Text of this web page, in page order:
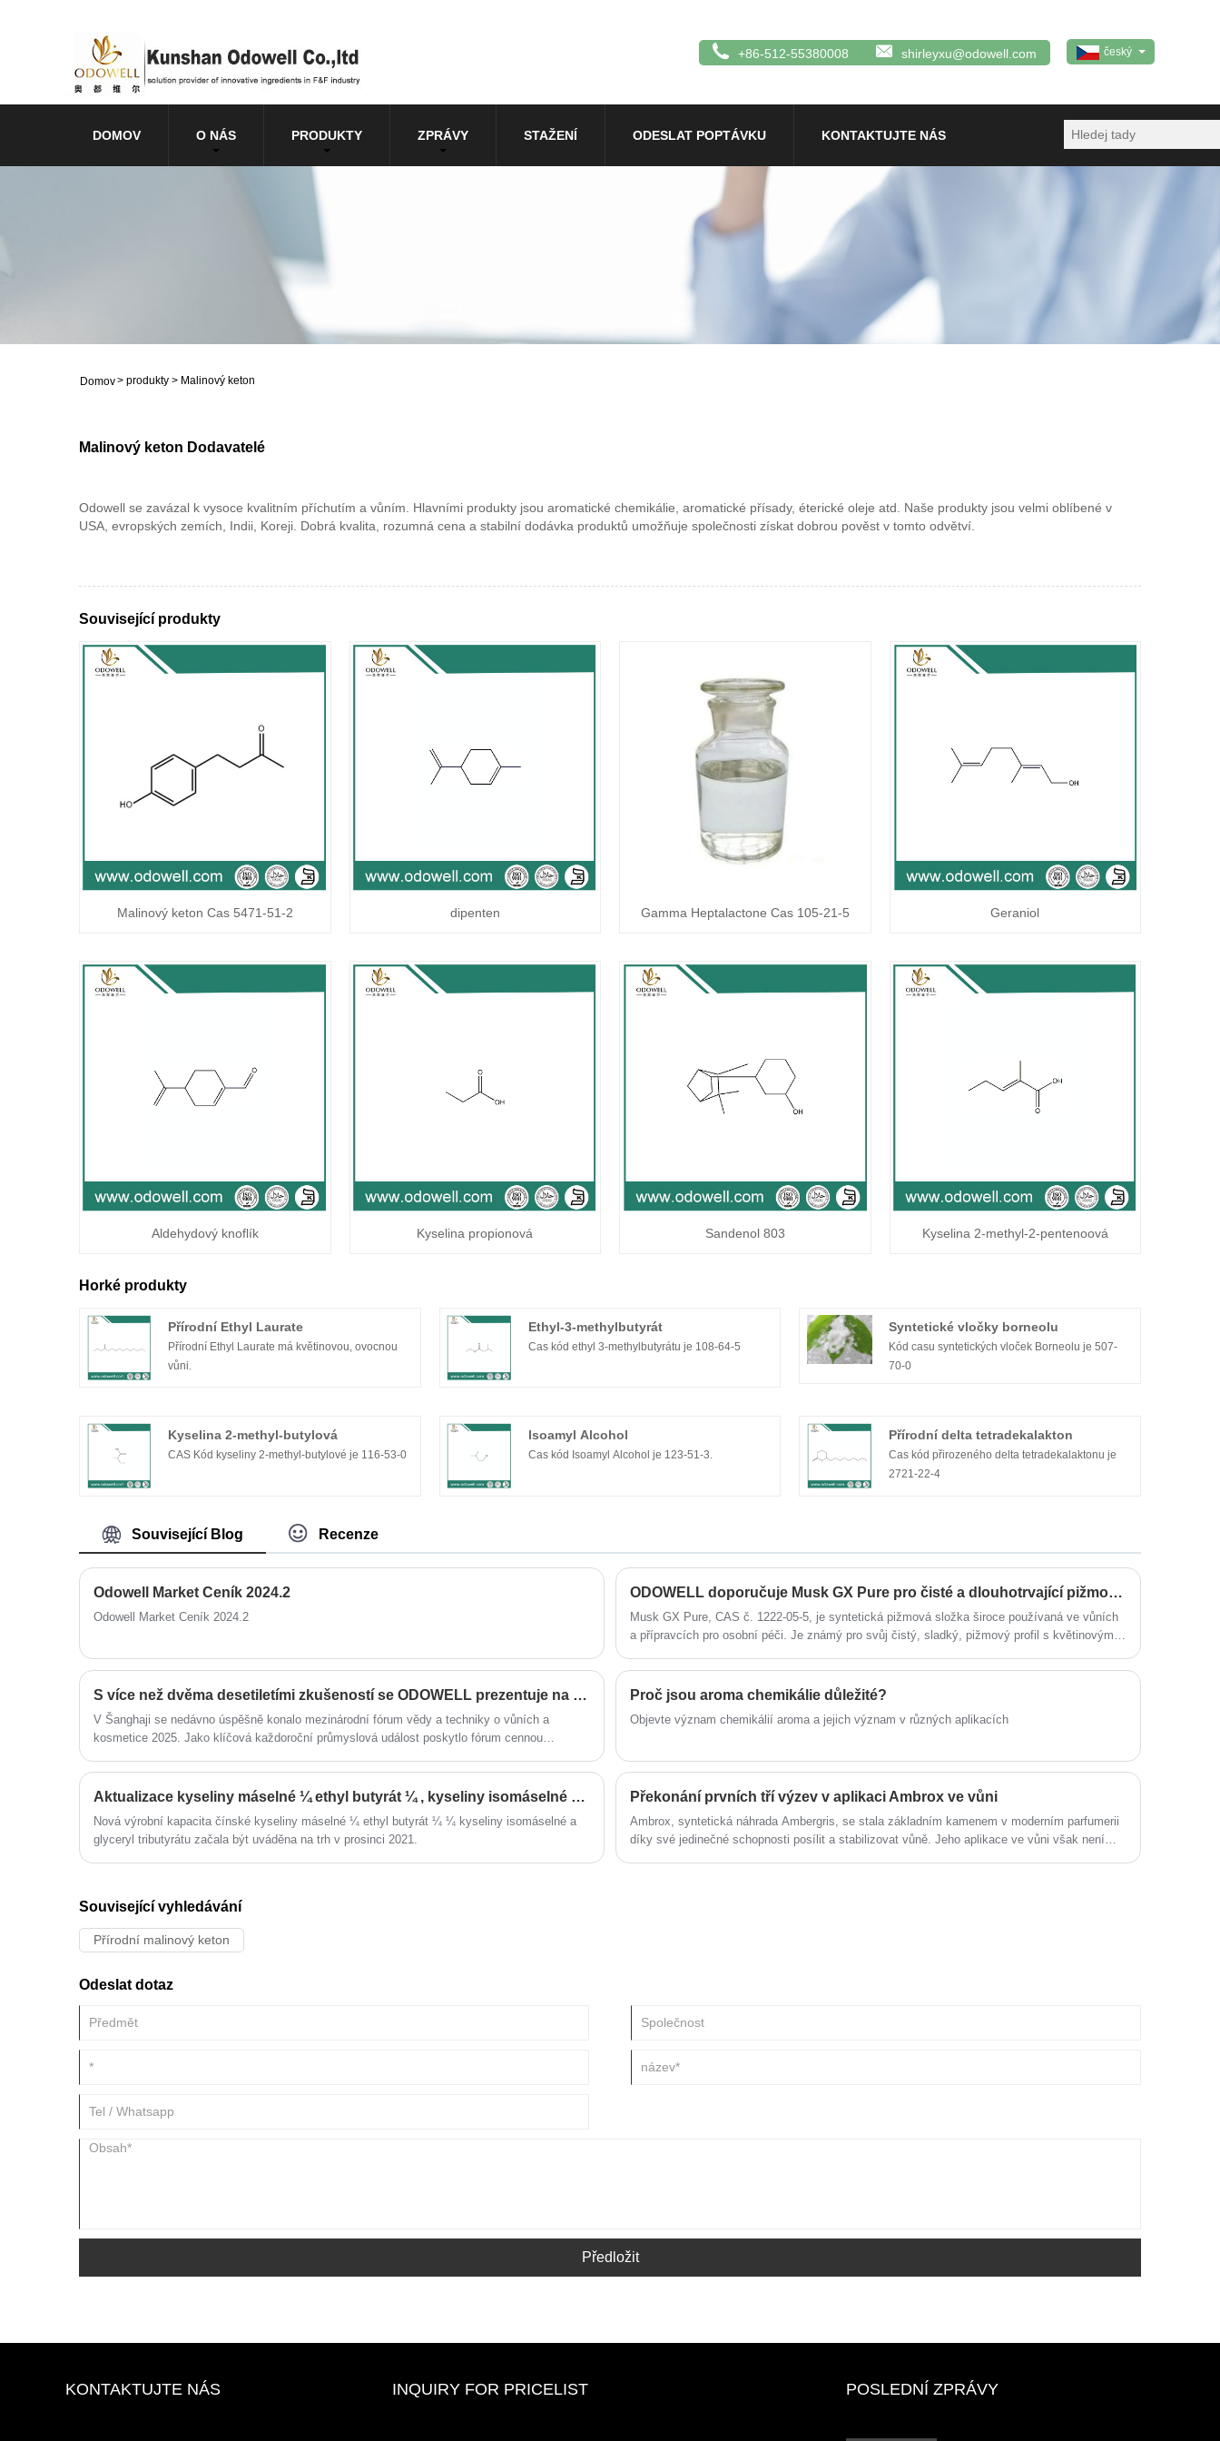
český
+86-512-55380008 shirleyxu@odowell.com
DOMOV O NÁS PRODUKTY ZPRÁVY STAŽENÍ ODESLAT POPTÁVKU KONTAKTUJTE NÁS
Domov> produkty > Malinový keton
Malinový keton Dodavatelé
Odowell se zavázal k vysoce kvalitním příchutím a vůním. Hlavními produkty jsou aromatické chemikálie, aromatické přísady, éterické oleje atd. Naše produkty jsou velmi oblíbené v
USA, evropských zemích, Indii, Koreji. Dobrá kvalita, rozumná cena a stabilní dodávka produktů umožňuje společnosti získat dobrou pověst v tomto odvětví.
Související produkty
Malinový keton Cas 5471-51-2 dipenten Gamma Heptalactone Cas 105-21-5 Geraniol
Aldehydový knoflík Kyselina propionová Sandenol 803 Kyselina 2-methyl-2-pentenoová
Horké produkty
Přírodní Ethyl Laurate
Přírodní Ethyl Laurate má květinovou, ovocnou
vůni.
Ethyl-3-methylbutyrát
Cas kód ethyl 3-methylbutyrátu je 108-64-5
Syntetické vločky borneolu
Kód casu syntetických vloček Borneolu je 507-
70-0
Kyselina 2-methyl-butylová
CAS Kód kyseliny 2-methyl-butylové je 116-53-0
Isoamyl Alcohol
Cas kód Isoamyl Alcohol je 123-51-3.
Přírodní delta tetradekalakton
Cas kód přirozeného delta tetradekalaktonu je
2721-22-4
Související Blog Recenze
Odowell Market Ceník 2024.2
Odowell Market Ceník 2024.2
​ODOWELL doporučuje Musk GX Pure pro čisté a dlouhotrvající pižmové aplikace
Musk GX Pure, CAS č. 1222-05-5, je syntetická pižmová složka široce používaná ve vůních
a přípravcích pro osobní péči. Je známý pro svůj čistý, sladký, pižmový profil s květinovými a
​S více než dvěma desetiletími zkušeností se ODOWELL prezentuje na Mezinárodním fóru vědy a technologie o vůních a kosmetice 2025
V Šanghaji se nedávno úspěšně konalo mezinárodní fórum vědy a techniky o vůních a
kosmetice 2025. Jako klíčová každoroční průmyslová událost poskytlo fórum cennou
Proč jsou aroma chemikálie důležité?
Objevte význam chemikálií aroma a jejich význam v různých aplikacích
Aktualizace kyseliny máselné ¼ ethyl butyrát ¼ , kyseliny isomáselné a glyceryl tributyrátu
Nová výrobní kapacita čínské kyseliny máselné ¼ ethyl butyrát ¼ ¼ kyseliny isomáselné a
glyceryl tributyrátu začala být uváděna na trh v prosinci 2021.
Překonání prvních tří výzev v aplikaci Ambrox ve vůni
Ambrox, syntetická náhrada Ambergris, se stala základním kamenem v moderním parfumerii
díky své jedinečné schopnosti posílit a stabilizovat vůně. Jeho aplikace ve vůni však není
Související vyhledávání
Přírodní malinový keton
Odeslat dotaz
Předložit
KONTAKTUJTE NÁS INQUIRY FOR PRICELIST POSLEDNÍ ZPRÁVY